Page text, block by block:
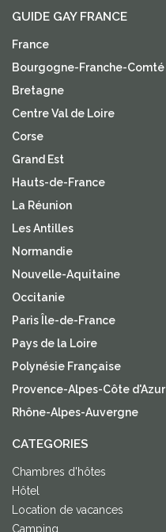
GUIDE GAY FRANCE
France
Bourgogne-Franche-Comté
Bretagne
Centre Val de Loire
Corse
Grand Est
Hauts-de-France
La Réunion
Les Antilles
Normandie
Nouvelle-Aquitaine
Occitanie
Paris Île-de-France
Pays de la Loire
Polynésie Française
Provence-Alpes-Côte d'Azur
Rhône-Alpes-Auvergne
CATEGORIES
Chambres d'hôtes
Hôtel
Location de vacances
Camping